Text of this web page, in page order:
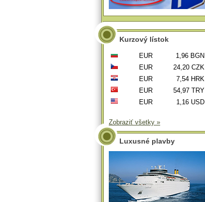
Kurzový lístok
EUR
1,96 BGN
EUR
24,20 CZK
EUR
7,54 HRK
EUR
54,97 TRY
EUR
1,16 USD
Zobraziť všetky »
Luxusné plavby